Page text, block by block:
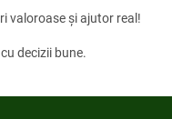
valoroase și ajutor real!
decizii bune.